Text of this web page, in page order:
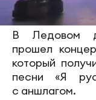
В Ледовом
прошел
который
песни «Я
с аншлагом.